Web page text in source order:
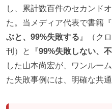
し、累計数百件のセカンド
た。当メディア代表で書籍『
ぶと、99%失敗する 』（ク
刊）と『99%失敗しない、
した山本尚宏が、ワンルー
た失敗事例には、明確な共通